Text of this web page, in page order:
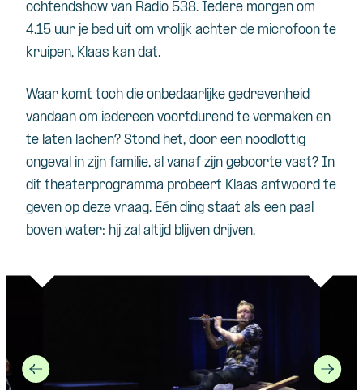
ochtendshow van Radio 538. Iedere morgen om
4.15 uur je bed uit om vrolijk achter de microfoon te
kruipen, Klaas kan dat.
Waar komt toch die onbedaarlijke gedrevenheid
vandaan om iedereen voortdurend te vermaken en
te laten lachen? Stond het, door een noodlottig
ongeval in zijn familie, al vanaf zijn geboorte vast? In
dit theaterprogramma probeert Klaas antwoord te
geven op deze vraag. Eén ding staat als een paal
boven water: hij zal altijd blijven drijven.